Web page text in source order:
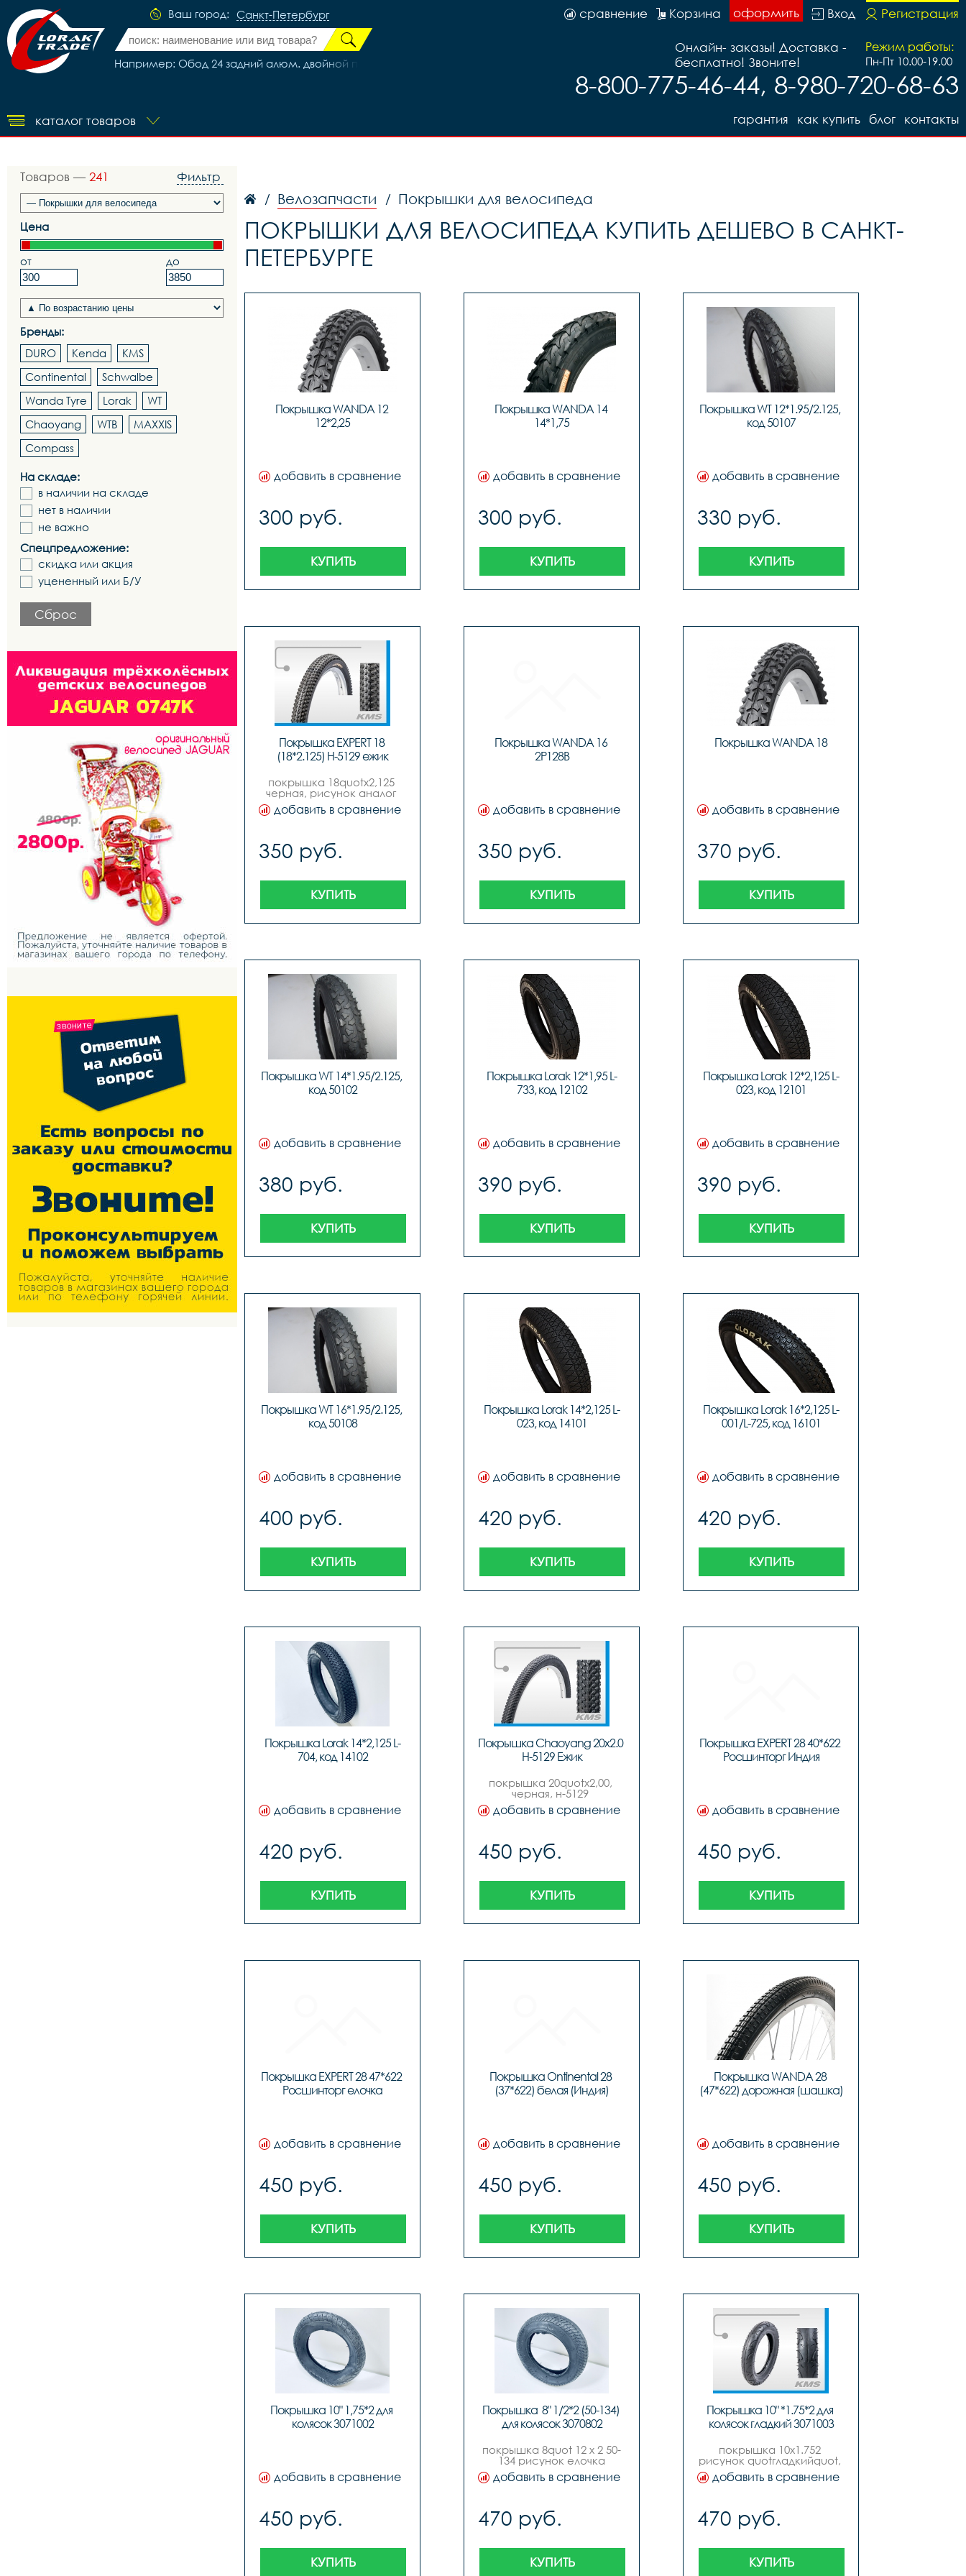
Ваш город: Санкт-Петербург
Например: Обод 24 задний алюм. двойной под диск 6 болтов (32отв.) X82335
Регистрация
Вход
оформить
Корзина
сравнение
Режим работы:
Пн-Пт 10.00-19.00
Онлайн- заказы! Доставка -
бесплатно! Звоните!
8-800-775-46-44, 8-980-720-68-63
каталог товаров контакты
блог
как купить
гарантия
Товаров — 241 Фильтр
Цена
от до
Бренды:
DURO
Kenda
KMS
Continental
Schwalbe
Wanda Tyre
Lorak
WT
Chaoyang
WTB
MAXXIS
Compass
На складе:
в наличии на складе
нет в наличии
не важно
Спецпредложение:
скидка или акция
уцененный или Б/У
Сброс
/ Велозапчасти / Покрышки для велосипеда
ПОКРЫШКИ ДЛЯ ВЕЛОСИПЕДА КУПИТЬ ДЕШЕВО В САНКТ-
ПЕТЕРБУРГЕ
Покрышка WANDA 12
12*2,25
добавить в сравнение
300 руб.
КУПИТЬ
Покрышка WANDA 14
14*1,75
добавить в сравнение
300 руб.
КУПИТЬ
Покрышка WT 12*1.95/2.125,
код 50107
добавить в сравнение
330 руб.
КУПИТЬ
Покрышка EXPERT 18
(18*2.125) H-5129 ежик
покрышка 18quotх2,125
черная, рисунок аналог
quotежикquot, бренд
компонентов,
устраняющих запах.
добавить в сравнение
350 руб.
КУПИТЬ
Покрышка WANDA 16
2P128B
добавить в сравнение
350 руб.
КУПИТЬ
Покрышка WANDA 18
добавить в сравнение
370 руб.
КУПИТЬ
Покрышка WT 14*1.95/2.125,
код 50102
добавить в сравнение
380 руб.
КУПИТЬ
Покрышка Lorak 12*1,95 L-
733, код 12102
добавить в сравнение
390 руб.
КУПИТЬ
Покрышка Lorak 12*2,125 L-
023, код 12101
добавить в сравнение
390 руб.
КУПИТЬ
Покрышка WT 16*1.95/2.125,
код 50108
добавить в сравнение
400 руб.
КУПИТЬ
Покрышка Lorak 14*2,125 L-
023, код 14101
добавить в сравнение
420 руб.
КУПИТЬ
Покрышка Lorak 16*2,125 L-
001/L-725, код 16101
добавить в сравнение
420 руб.
КУПИТЬ
Покрышка Lorak 14*2,125 L-
704, код 14102
добавить в сравнение
420 руб.
КУПИТЬ
Покрышка Chaoyang 20x2.0
H-5129 Ежик
покрышка 20quotх2,00,
черная, н-5129
quotежикquot,
quotchaoyangquot
добавить в сравнение
450 руб.
КУПИТЬ
Покрышка EXPERT 28 40*622
Росшинторг Индия
добавить в сравнение
450 руб.
КУПИТЬ
Покрышка EXPERT 28 47*622
Росшинторг елочка
добавить в сравнение
450 руб.
КУПИТЬ
Покрышка Ontinental 28
(37*622) белая (Индия)
добавить в сравнение
450 руб.
КУПИТЬ
Покрышка WANDA 28
(47*622) дорожная (шашка)
добавить в сравнение
450 руб.
КУПИТЬ
Покрышка 10" 1,75*2 для
колясок 3071002
добавить в сравнение
450 руб.
КУПИТЬ
Покрышка  8" 1/2*2 (50-134)
для колясок 3070802
покрышка 8quot 12 х 2 50-
134 рисунок елочка
добавить в сравнение
470 руб.
КУПИТЬ
Покрышка 10" *1.75*2 для
колясок гладкий 3071003
покрышка 10х1.752
рисунок quotгладкийquot,
для детских колясок и
трехколесных
добавить в сравнение
470 руб.
КУПИТЬ